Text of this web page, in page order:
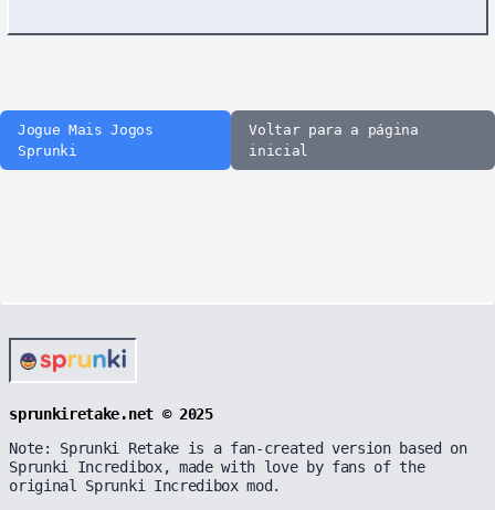
Jogue Mais Jogos
Sprunki
Voltar para a página
inicial
sprunkiretake.net © 2025
Note: Sprunki Retake is a fan-created version based on
Sprunki Incredibox, made with love by fans of the
original Sprunki Incredibox mod.